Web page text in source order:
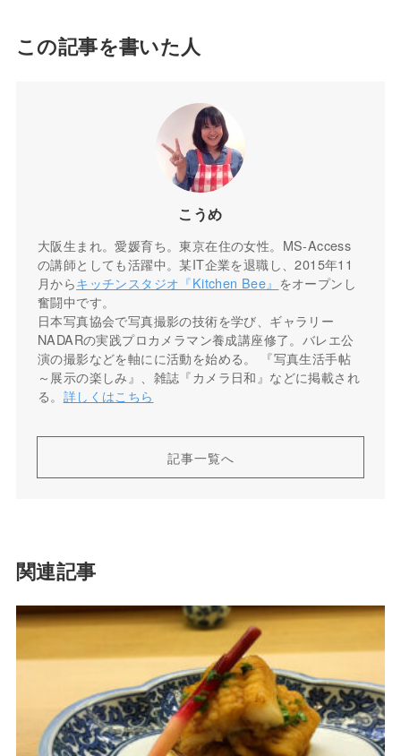
この記事を書いた人
こうめ
大阪生まれ。愛媛育ち。東京在住の女性。MS-Access
の講師としても活躍中。某IT企業を退職し、2015年11
月からキッチンスタジオ『Kitchen Bee』 をオープンし
奮闘中です。
日本写真協会で写真撮影の技術を学び、ギャラリー
NADARの実践プロカメラマン養成講座修了。バレエ公
演の撮影などを軸にに活動を始める。 『写真生活手帖
～展示の楽しみ』、雑誌『カメラ日和』などに掲載され
る。 詳しくはこちら
記事一覧へ
関連記事